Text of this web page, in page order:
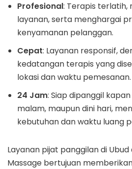
Profesional: Terapis terlatih,
layanan, serta menghargai
kenyamanan pelanggan.
Cepat: Layanan responsif,
kedatangan terapis yang
lokasi dan waktu pemesanan.
24 Jam: Siap dipanggil
malam, maupun dini hari,
kebutuhan dan waktu luang
Layanan pijat panggilan di
Massage bertujuan